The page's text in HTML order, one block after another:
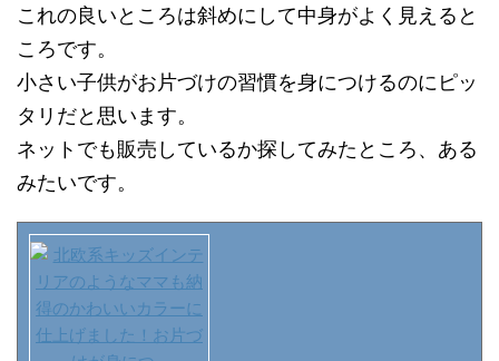
これの良いところは斜めにして中身がよく見えると
ころです。
小さい子供がお片づけの習慣を身につけるのにピッ
タリだと思います。
ネットでも販売しているか探してみたところ、ある
みたいです。